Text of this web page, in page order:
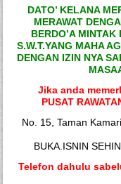
DATO’ KELANA
MERAWAT
BERDO’A
S.W.T.YANG MAHA
DENGAN IZIN NYA
Jika anda
PUSAT
No. 15, Taman
BUKA.ISNIN
Telefon dahulu